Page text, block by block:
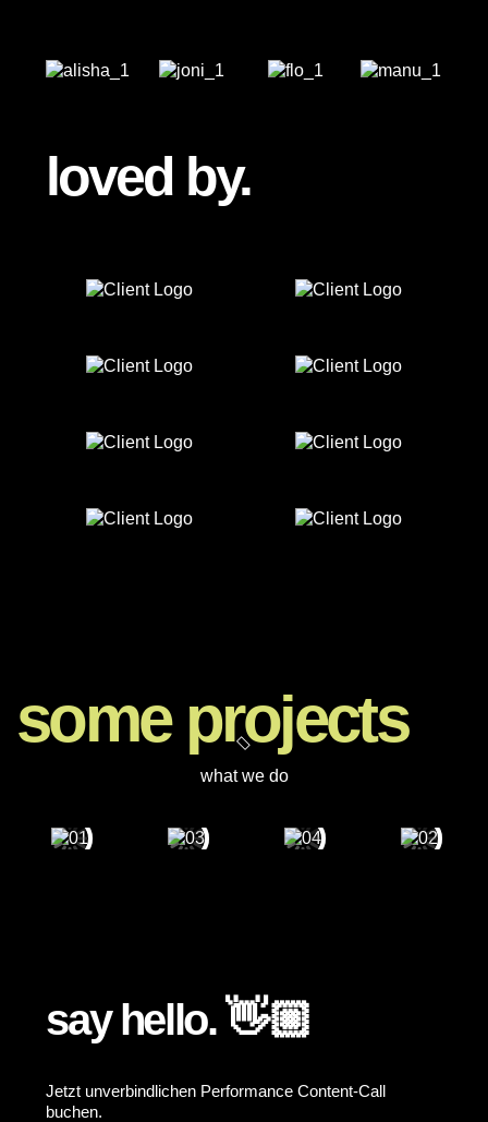
loved by.
some projects
what we do
say hello. 👋🏼
Jetzt unverbindlichen Performance Content-Call
buchen.